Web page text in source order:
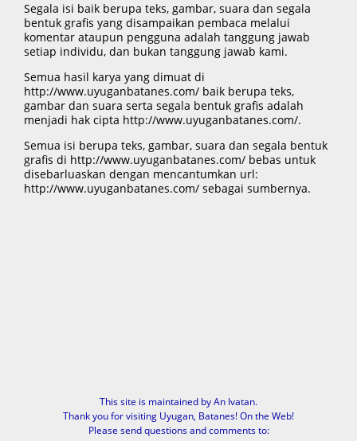
Segala isi baik berupa teks, gambar, suara dan segala
bentuk grafis yang disampaikan pembaca melalui
komentar ataupun pengguna adalah tanggung jawab
setiap individu, dan bukan tanggung jawab kami.
Semua hasil karya yang dimuat di
http://www.uyuganbatanes.com/ baik berupa teks,
gambar dan suara serta segala bentuk grafis adalah
menjadi hak cipta http://www.uyuganbatanes.com/.
Semua isi berupa teks, gambar, suara dan segala bentuk
grafis di http://www.uyuganbatanes.com/ bebas untuk
disebarluaskan dengan mencantumkan url:
http://www.uyuganbatanes.com/ sebagai sumbernya.
This site is maintained by An Ivatan.
Thank you for visiting Uyugan, Batanes! On the Web!
Please send questions and comments to: